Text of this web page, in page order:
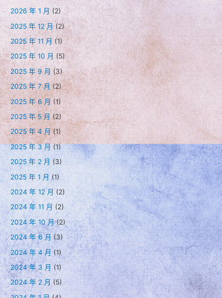
2026 年 1 月 (2)
2025 年 12 月(2)
2025 年 11 月 (1)
2025 年 10 月 (5)
2025 年 9 月 (3)
2025 年 7 月(2)
2025 年 6 月(1)
2025 年 5 月(2)
2025 年 4 月(1)
2025 年 3 月 (1)
2025 年 2 月 (3)
2025 年 1 月 (1)
2024 年 12 月(2)
2024 年 11 月 (2)
2024 年 10 月(2)
2024 年 6 月(3)
2024 年 4 月(1)
2024 年 3 月 (1)
2024 年 2 月(5)